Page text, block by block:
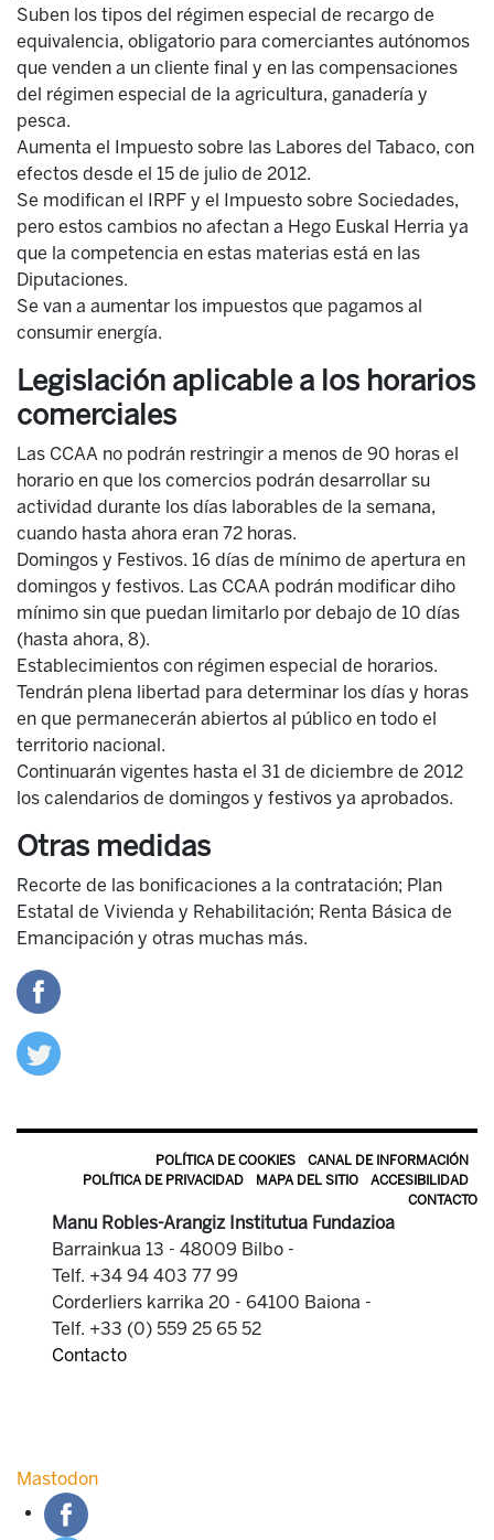
Suben los tipos del régimen especial de recargo de
equivalencia, obligatorio para comerciantes autónomos
que venden a un cliente final y en las compensaciones
del régimen especial de la agricultura, ganadería y
pesca.
Aumenta el Impuesto sobre las Labores del Tabaco, con
efectos desde el 15 de julio de 2012.
Se modifican el IRPF y el Impuesto sobre Sociedades,
pero estos cambios no afectan a Hego Euskal Herria ya
que la competencia en estas materias está en las
Diputaciones.
Se van a aumentar los impuestos que pagamos al
consumir energía.
Legislación aplicable a los horarios
comerciales
Las CCAA no podrán restringir a menos de 90 horas el
horario en que los comercios podrán desarrollar su
actividad durante los días laborables de la semana,
cuando hasta ahora eran 72 horas.
Domingos y Festivos. 16 días de mínimo de apertura en
domingos y festivos. Las CCAA podrán modificar diho
mínimo sin que puedan limitarlo por debajo de 10 días
(hasta ahora, 8).
Establecimientos con régimen especial de horarios.
Tendrán plena libertad para determinar los días y horas
en que permanecerán abiertos al público en todo el
territorio nacional.
Continuarán vigentes hasta el 31 de diciembre de 2012
los calendarios de domingos y festivos ya aprobados.
Otras medidas
Recorte de las bonificaciones a la contratación; Plan
Estatal de Vivienda y Rehabilitación; Renta Básica de
Emancipación y otras muchas más.
POLÍTICA DE COOKIES
CANAL DE INFORMACIÓN
POLÍTICA DE PRIVACIDAD
MAPA DEL SITIO
ACCESIBILIDAD
CONTACTO
Manu Robles-Arangiz Institutua Fundazioa
Barrainkua 13 - 48009 Bilbo -
Telf. +34 94 403 77 99
Corderliers karrika 20 - 64100 Baiona -
Telf. +33 (0) 559 25 65 52
Contacto
Mastodon